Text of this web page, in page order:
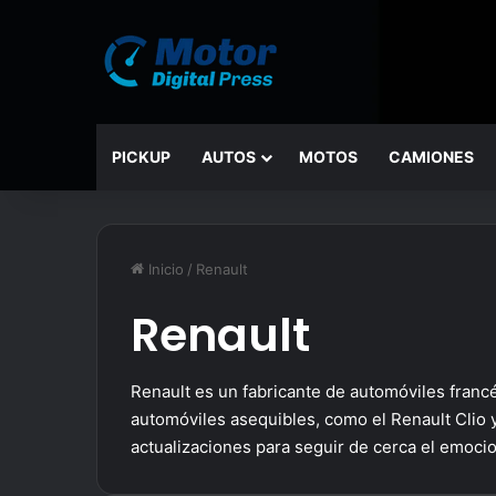
PICKUP AUTOS MOTOS CAMIONES
Inicio / Renault
Renault
Renault es un fabricante de automóviles
automóviles asequibles, como el Renault Clio
actualizaciones para seguir de cerca el